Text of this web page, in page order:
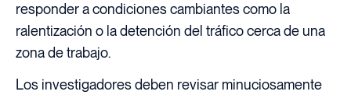
responder a condiciones cambiantes como la
ralentización o la detención del tráfico cerca de una
zona de trabajo.
Los investigadores deben revisar minuciosamente